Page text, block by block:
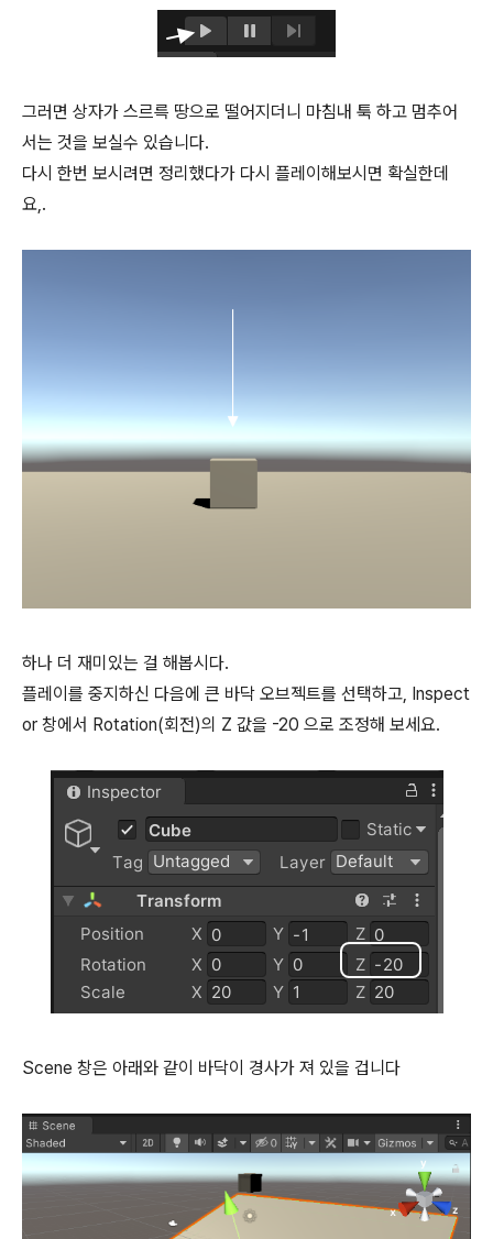
그러면 상자가 스르륵 땅으로 떨어지더니 마침내 툭 하고 멈추어
서는 것을 보실수 있습니다.
다시 한번 보시려면 정리했다가 다시 플레이해보시면 확실한데
요,.
하나 더 재미있는 걸 해봅시다.
플레이를 중지하신 다음에 큰 바닥 오브젝트를 선택하고, Inspect
or 창에서 Rotation(회전)의 Z 값을 -20 으로 조정해 보세요.
Scene 창은 아래와 같이 바닥이 경사가 져 있을 겁니다